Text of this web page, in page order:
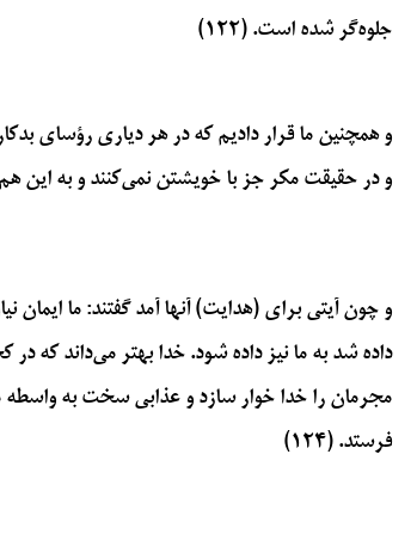
جلوه‌گر شده است. (۱۲۲)
و همچنین ما قرار دادیم که در هر دیاری رؤسای
و در حقیقت مکر جز با خویشتن نمی‌کنند و به این هم
و چون آیتی برای (هدایت) آنها آمد گفتند: ما ایمان
داده شد به ما نیز داده شود. خدا بهتر می‌داند که
مجرمان را خدا خوار سازد و عذابی سخت به واسطه
فرستد. (۱۲۴)